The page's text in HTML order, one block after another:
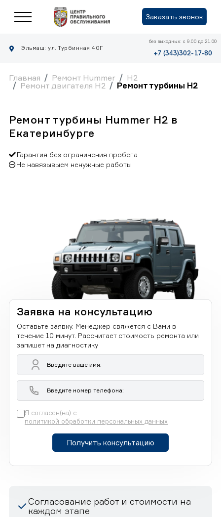
Заказать звонок
Эльмаш: ул. Турбинная 40Г
без выходных: с 9.00 до 21.00
+7 (343)302-17-80
Главная Ремонт Hummer
H2
Ремонт двигателя H2
Ремонт турбины H2
Ремонт турбины Hummer H2 в
Екатеринбурге
Гарантия без ограничения пробега
Не навязывыем ненужные работы
Заявка на консультацию
Оставьте заявку. Менеджер свяжется с Вами в
течение 10 минут. Рассчитает стоимость ремонта или
запишет на диагностику
Я согласен(на) с
политикой обработки персональных данных
Получить консультацию
Согласование работ и стоимости на
каждом этапе